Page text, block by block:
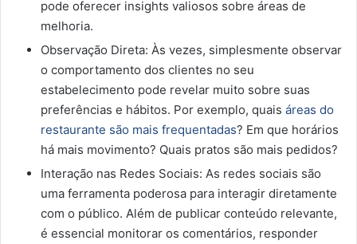
pode oferecer insights valiosos sobre áreas de
melhoria.
Observação Direta: Às vezes, simplesmente observar
o comportamento dos clientes no seu
estabelecimento pode revelar muito sobre suas
preferências e hábitos. Por exemplo, quais áreas do
restaurante são mais frequentadas? Em que horários
há mais movimento? Quais pratos são mais pedidos?
Interação nas Redes Sociais: As redes sociais são
uma ferramenta poderosa para interagir diretamente
com o público. Além de publicar conteúdo relevante,
é essencial monitorar os comentários, responder